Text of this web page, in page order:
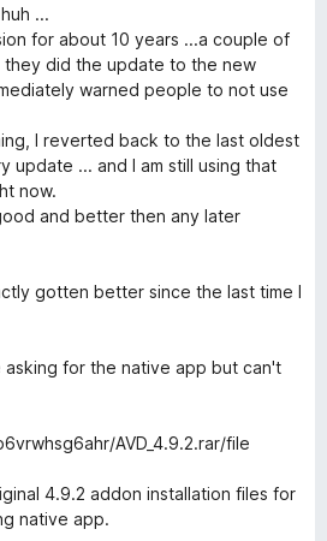
...
for about 10 years ...a couple of
they did the update to the new
warned people to not use
I reverted back to the last oldest
update ... and I am still using that
now.
and better then any later
gotten better since the last time I
asking for the native app but can't
AVD_4.9.2.rar/file
4.9.2 addon installation files for
native app.